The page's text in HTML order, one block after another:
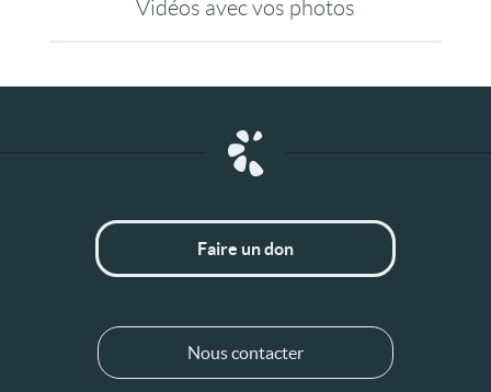
Vidéos avec vos photos
Faire un don
Nous contacter